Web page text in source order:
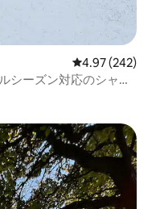
レビュー242
4.97 (242)
シーズン対応のシャレ